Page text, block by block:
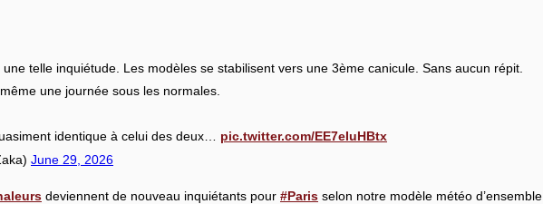
telle inquiétude. Les modèles se stabilisent vers une 3ème canicule. Sans aucun répit.
une journée sous les normales.
identique à celui des deux… pic.twitter.com/EE7eIuHBtx
June 29, 2026
deviennent de nouveau inquiétants pour #Paris selon notre modèle météo d’ensemble,